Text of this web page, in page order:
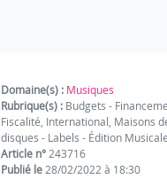
Domaine(s) : Musiques
Rubrique(s) : Budgets -
Fiscalité, International, Maisons
disques - Labels - Édition Musicale
Article n°243716
Publié le28/02/2022 à 18:30